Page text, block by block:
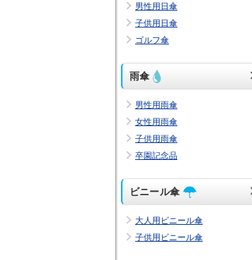
男性用日傘
子供用日傘
ゴルフ傘
雨傘
男性用雨傘
女性用雨傘
子供用雨傘
卒園記念品
ビニール傘
大人用ビニール傘
子供用ビニール傘